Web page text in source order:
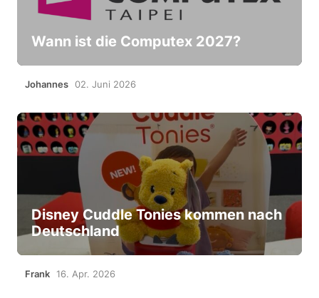
Wann ist die Computex 2027?
Johannes 02. Juni 2026
Disney Cuddle Tonies kommen nach
Deutschland
Frank 16. Apr. 2026